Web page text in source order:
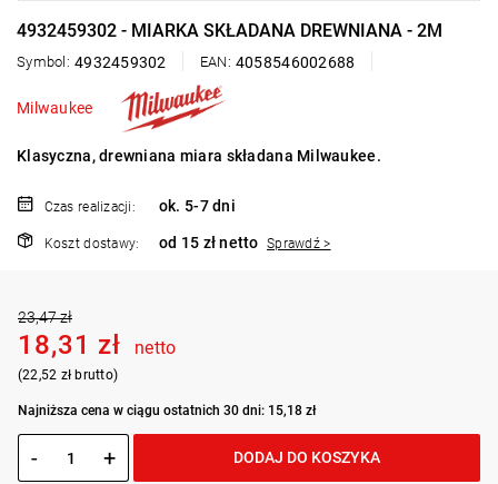
4932459302 - MIARKA SKŁADANA DREWNIANA - 2M
Symbol: 4932459302 EAN: 4058546002688
Milwaukee
Klasyczna, drewniana miara składana Milwaukee.
Czas realizacji: ok. 5-7 dni
Koszt dostawy: od 15 zł netto Sprawdź >
23,47 zł
18,31 zł netto
(22,52 zł brutto)
Najniższa cena w ciągu ostatnich 30 dni: 15,18 zł
- + DODAJ DO KOSZYKA